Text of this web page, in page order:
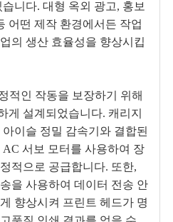
니다. 대형 옥외 광고, 홍보
어떤 제작 환경에서든 작업
의 생산 효율성을 향상시킵
적인 작동을 보장하기 위해
게 설계되었습니다. 캐리지
이슬 정밀 감속기와 결합된
서보 모터를 사용하여 장
적으로 공급합니다. 또한,
을 사용하여 데이터 전송 안
향상시켜 프린트 헤드가 명